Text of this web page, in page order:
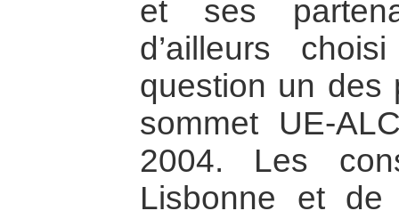
et ses
d’ailleurs
question un des
sommet UE-
2004. Les
Lisbonne et